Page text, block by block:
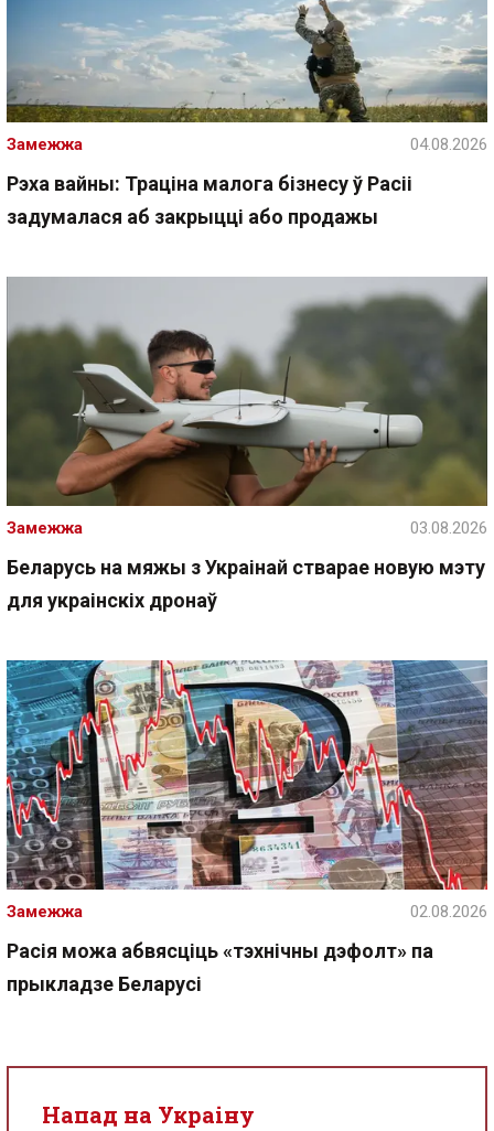
Рэха вайны: Траціна малога бізнесу ў Расіі
задумалася аб закрыцці або продажы
Замежжа 04.08.2026
Беларусь на мяжы з Украінай стварае новую мэту
для украінскіх дронаў
Замежжа 03.08.2026
Расія можа абвясціць «тэхнічны дэфолт» па
прыкладзе Беларусі
Замежжа 02.08.2026
Напад на Украіну